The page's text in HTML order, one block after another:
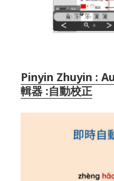
Pinyin Zhuyin :
輯器 :自動校正